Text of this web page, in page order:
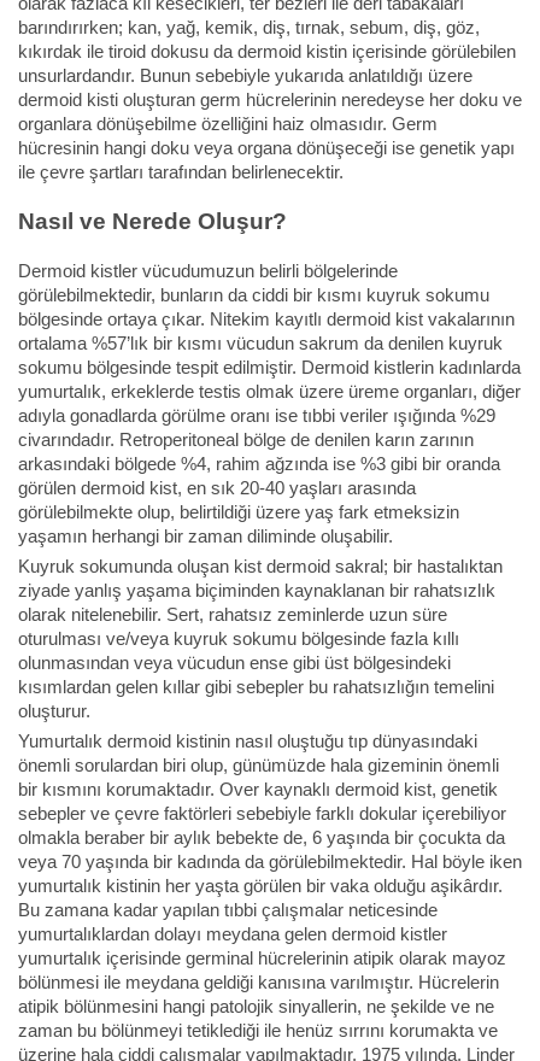
barındırırken; kan, yağ, kemik, diş, tırnak, sebum, diş, göz,
kıkırdak ile tiroid dokusu da dermoid kistin içerisinde görülebilen
unsurlardandır. Bunun sebebiyle yukarıda anlatıldığı üzere
dermoid kisti oluşturan germ hücrelerinin neredeyse her doku ve
organlara dönüşebilme özelliğini haiz olmasıdır. Germ
hücresinin hangi doku veya organa dönüşeceği ise genetik yapı
ile çevre şartları tarafından belirlenecektir.
Nasıl ve Nerede Oluşur?
Dermoid kistler vücudumuzun belirli bölgelerinde
görülebilmektedir, bunların da ciddi bir kısmı kuyruk sokumu
bölgesinde ortaya çıkar. Nitekim kayıtlı dermoid kist vakalarının
ortalama %57’lık bir kısmı vücudun sakrum da denilen kuyruk
sokumu bölgesinde tespit edilmiştir. Dermoid kistlerin kadınlarda
yumurtalık, erkeklerde testis olmak üzere üreme organları, diğer
adıyla gonadlarda görülme oranı ise tıbbi veriler ışığında %29
civarındadır. Retroperitoneal bölge de denilen karın zarının
arkasındaki bölgede %4, rahim ağzında ise %3 gibi bir oranda
görülen dermoid kist, en sık 20-40 yaşları arasında
görülebilmekte olup, belirtildiği üzere yaş fark etmeksizin
yaşamın herhangi bir zaman diliminde oluşabilir.
Kuyruk sokumunda oluşan kist dermoid sakral; bir hastalıktan
ziyade yanlış yaşama biçiminden kaynaklanan bir rahatsızlık
olarak nitelenebilir. Sert, rahatsız zeminlerde uzun süre
oturulması ve/veya kuyruk sokumu bölgesinde fazla kıllı
olunmasından veya vücudun ense gibi üst bölgesindeki
kısımlardan gelen kıllar gibi sebepler bu rahatsızlığın temelini
oluşturur.
Yumurtalık dermoid kistinin nasıl oluştuğu tıp dünyasındaki
önemli sorulardan biri olup, günümüzde hala gizeminin önemli
bir kısmını korumaktadır. Over kaynaklı dermoid kist, genetik
sebepler ve çevre faktörleri sebebiyle farklı dokular içerebiliyor
olmakla beraber bir aylık bebekte de, 6 yaşında bir çocukta da
veya 70 yaşında bir kadında da görülebilmektedir. Hal böyle iken
yumurtalık kistinin her yaşta görülen bir vaka olduğu aşikârdır.
Bu zamana kadar yapılan tıbbi çalışmalar neticesinde
yumurtalıklardan dolayı meydana gelen dermoid kistler
yumurtalık içerisinde germinal hücrelerinin atipik olarak mayoz
bölünmesi ile meydana geldiği kanısına varılmıştır. Hücrelerin
atipik bölünmesini hangi patolojik sinyallerin, ne şekilde ve ne
zaman bu bölünmeyi tetiklediği ile henüz sırrını korumakta ve
üzerine hala ciddi çalışmalar yapılmaktadır. 1975 yılında, Linder